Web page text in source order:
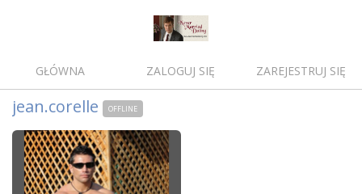
GŁÓWNA ZALOGUJ SIĘ ZAREJESTRUJ SIĘ
jean.corelle OFFLINE